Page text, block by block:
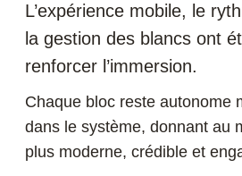
L’expérience mobile, le
la gestion des blancs ont
renforcer l’immersion.
Chaque bloc reste autonome
dans le système, donnant au
plus moderne, crédible et